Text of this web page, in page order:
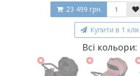
23 499 грн.
Купити в 1 клік
Всі кольори: